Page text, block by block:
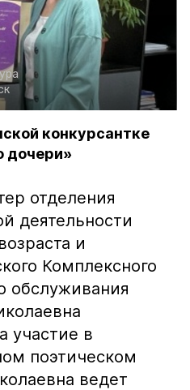
конкурсантке
дочери»
отделения
деятельности
и
Комплексного
обслуживания
участие в
поэтическом
ведет